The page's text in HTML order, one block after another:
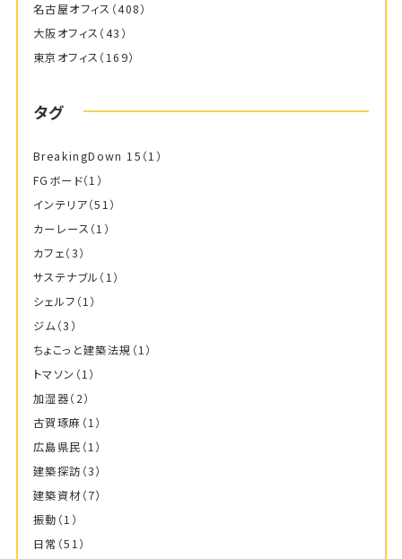
名古屋オフィス （408）
大阪オフィス （43）
東京オフィス （169）
タグ
BreakingDown 15 （1）
FGボード（1）
インテリア（51）
カーレース （1）
カフェ（3）
サステナブル （1）
シェルフ （1）
ジム（3）
ちょこっと建築法規 （1）
トマソン （1）
加湿器（2）
古賀琢麻 （1）
広島県民 （1）
建築探訪 （3）
建築資材（7）
振動 （1）
日常 （51）